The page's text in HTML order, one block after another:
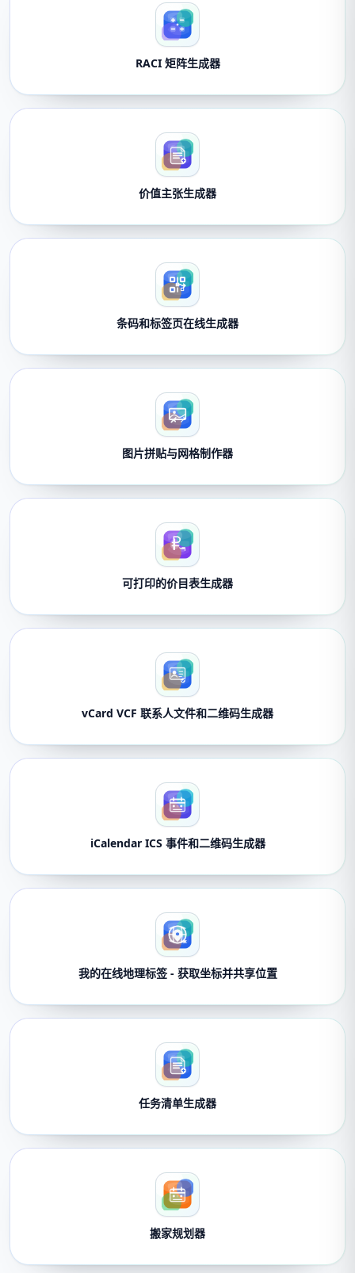
RACI 矩阵生成器
价值主张生成器
条码和标签页在线生成器
图片拼贴与网格制作器
可打印的价目表生成器
vCard VCF 联系人文件和二维码生成器
iCalendar ICS 事件和二维码生成器
我的在线地理标签 - 获取坐标并共享位置
任务清单生成器
搬家规划器